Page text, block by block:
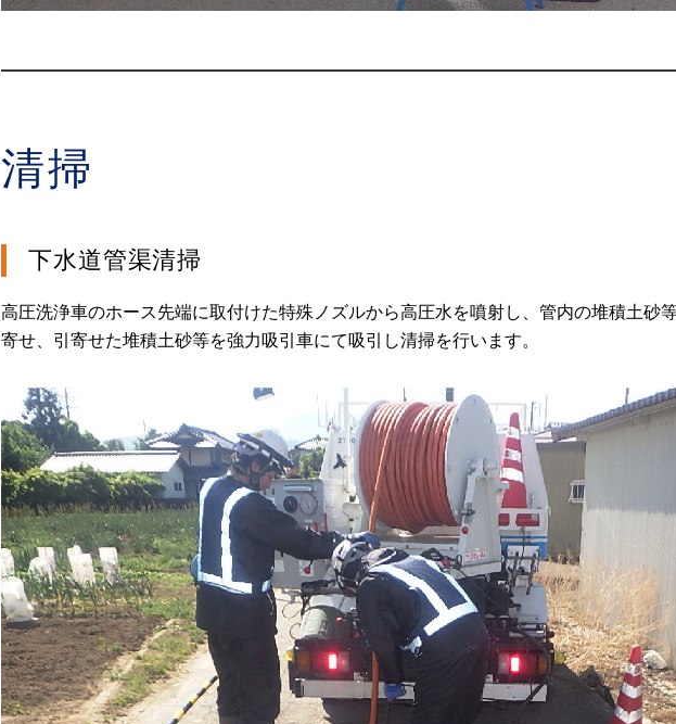
清掃
下水道管渠清掃
高圧洗浄車のホース先端に取付けた特殊ノズルから高圧水を噴射し、管内の堆積土砂
寄せ、引寄せた堆積土砂等を強力吸引車にて吸引し清掃を行います。